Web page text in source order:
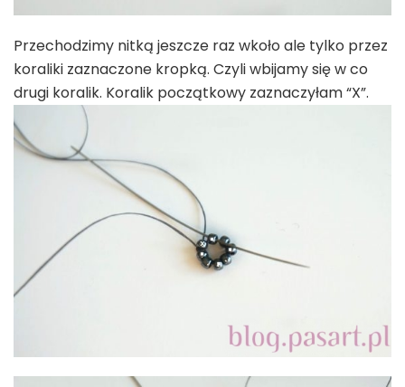
Przechodzimy nitką jeszcze raz wkoło ale tylko przez
koraliki zaznaczone kropką. Czyli wbijamy się w co
drugi koralik. Koralik początkowy zaznaczyłam “X”.